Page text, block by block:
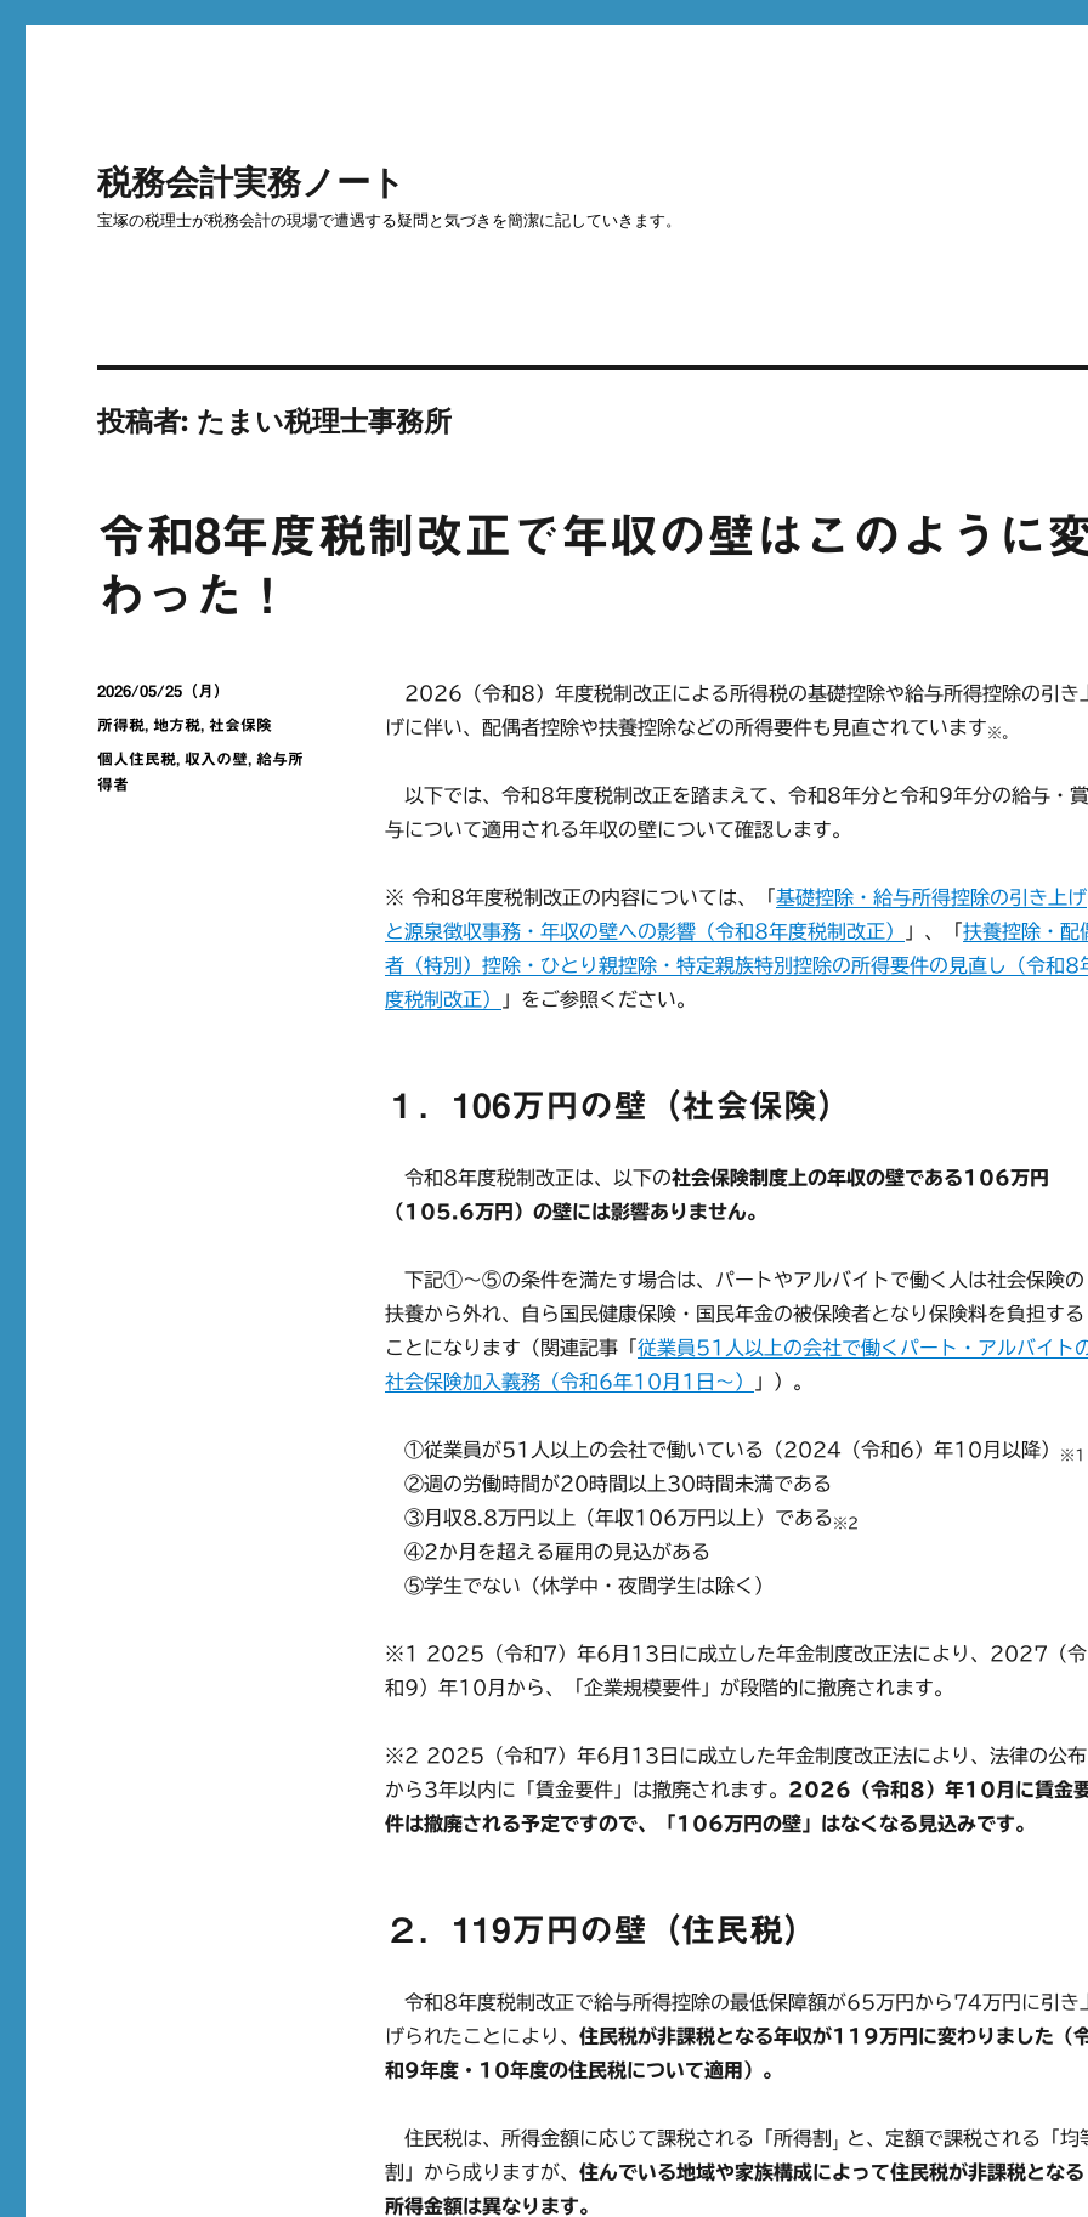
税務会計実務ノート
宝塚の税理士が税務会計の現場で遭遇する疑問と気づきを簡潔に記していきます。
投稿者: たまい税理士事務所
令和8年度税制改正で年収の壁はこのように
わった！
2026（令和8）年度税制改正による所得税の基礎控除や給与所得控除の引き
げに伴い、配偶者控除や扶養控除などの所得要件も見直されています※。
以下では、令和8年度税制改正を踏まえて、令和8年分と令和9年分の給与・賞
与について適用される年収の壁について確認します。
※ 令和8年度税制改正の内容については、「 基礎控除・給与所得控除の引き上げ
と源泉徴収事務・年収の壁への影響（令和8年度税制改正）
」、「 扶養控除・配
者（特別）控除・ひとり親控除・特定親族特別控除の所得要件の見直し（令和8
度税制改正）
」をご参照ください。
１．106万円の壁（社会保険）
令和8年度税制改正は、以下の社会保険制度上の年収の壁である106万円
（105.6万円）の壁には影響ありません。
下記①～⑤の条件を満たす場合は、パートやアルバイトで働く人は社会保険の
扶養から外れ、自ら国民健康保険・国民年金の被保険者となり保険料を負担する
ことになります（関連記事「 従業員51人以上の会社で働くパート・アルバイト
社会保険加入義務（令和6年10月1日～）
」）。
①従業員が51人以上の会社で働いている（2024（令和6）年10月以降） ※1
②週の労働時間が20時間以上30時間未満である
③月収8.8万円以上（年収106万円以上）である※2
④2か月を超える雇用の見込がある
⑤学生でない（休学中・夜間学生は除く）
※1 2025（令和7）年6月13日に成立した年金制度改正法により、2027（令
和9）年10月から、「企業規模要件」が段階的に撤廃されます。
※2 2025（令和7）年6月13日に成立した年金制度改正法により、法律の公布
から3年以内に「賃金要件」は撤廃されます。 2026（令和8）年10月に賃金
件は撤廃される予定ですので、「106万円の壁」はなくなる見込みです。
２．119万円の壁（住民税）
令和8年度税制改正で給与所得控除の最低保障額が65万円から74万円に引き
げられたことにより、 住民税が非課税となる年収が119万円に変わりました（
和9年度・10年度の住民税について適用）。
住民税は、所得金額に応じて課税される「所得割 」
と、定額で課税される「均
割」から成りますが、 住んでいる地域や家族構成によって住民税が非課税となる
所得金額は異なります。
投
稿
2026/05/25（月）
カ
テ
ゴ
所得税,地方税,社会保険
タ
グ
個人住民税,収入の壁,給与所
得者